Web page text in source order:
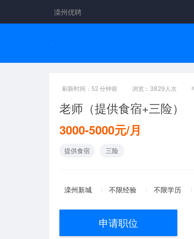
滦州优聘
刷新时间：52 分钟前 浏览：3829人次
老师（提供食宿+三险）
3000-5000元/月
提供食宿 三险
滦州新城 不限经验 不限学历
申请职位